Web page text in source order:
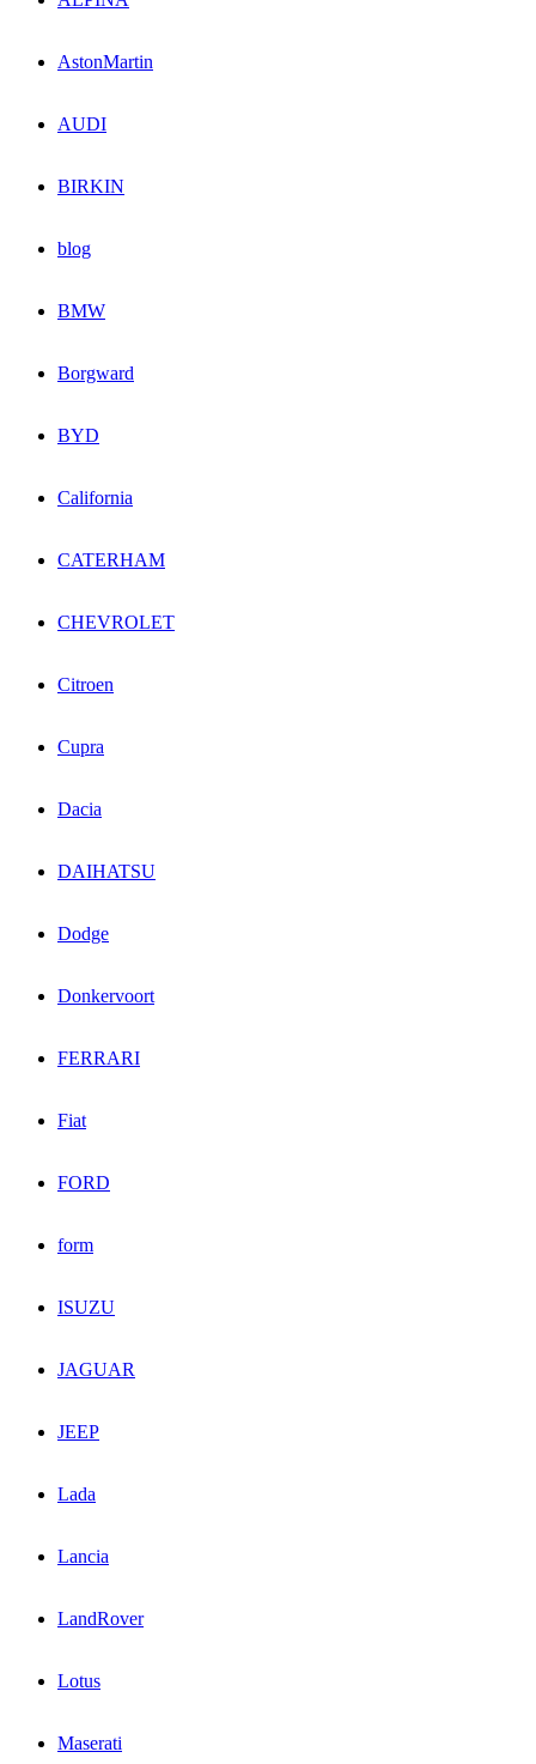
AstonMartin
AUDI
BIRKIN
blog
BMW
Borgward
BYD
California
CATERHAM
CHEVROLET
Citroen
Cupra
Dacia
DAIHATSU
Dodge
Donkervoort
FERRARI
Fiat
FORD
form
ISUZU
JAGUAR
JEEP
Lada
Lancia
LandRover
Lotus
Maserati